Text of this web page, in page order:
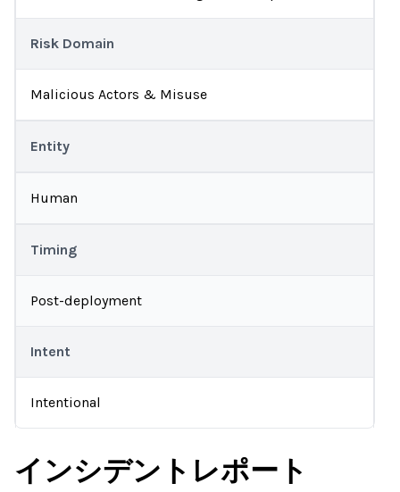
Risk Domain
Malicious Actors & Misuse
Entity
Human
Timing
Post-deployment
Intent
Intentional
インシデントレポート